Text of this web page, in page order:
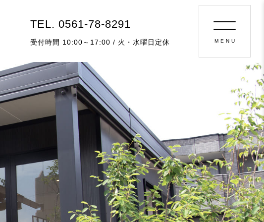
TEL. 0561-78-8291
受付時間 10:00～17:00 / 火・水曜日定休 MENU